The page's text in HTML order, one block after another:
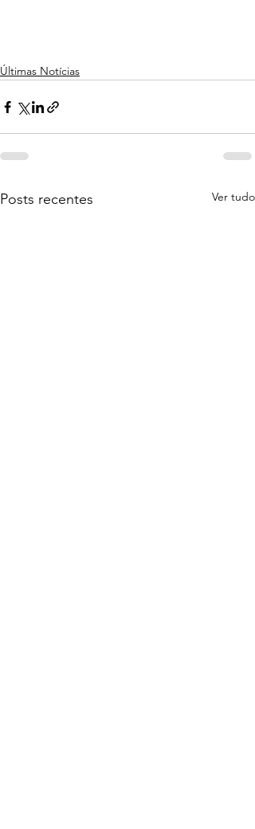
Últimas Notícias
Posts recentes Ver tudo